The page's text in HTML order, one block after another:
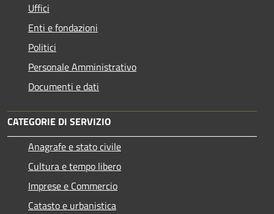
Uffici
Enti e fondazioni
Politici
Personale Amministrativo
Documenti e dati
CATEGORIE DI SERVIZIO
Anagrafe e stato civile
Cultura e tempo libero
Imprese e Commercio
Catasto e urbanistica